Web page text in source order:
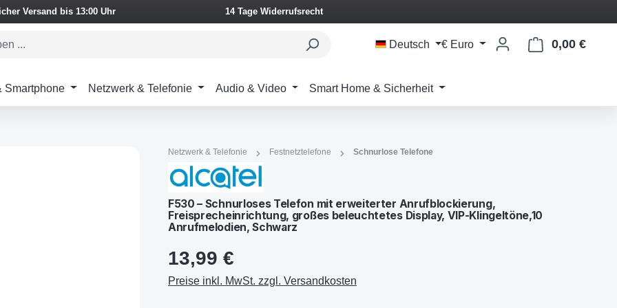
Versand bis 13:00 Uhr 14 Tage Widerrufsrecht
Deutsch € Euro 0,00 €
Smartphone Netzwerk & Telefonie Audio & Video Smart Home & Sicherheit
Netzwerk & Telefonie Festnetztelefone Schnurlose Telefone
F530 – Schnurloses Telefon mit erweiterter Anrufblockierung,
Freisprecheinrichtung, großes beleuchtetes Display, VIP-Klingeltöne,10
Anrufmelodien, Schwarz
13,99 €
Preise inkl. MwSt. zzgl. Versandkosten